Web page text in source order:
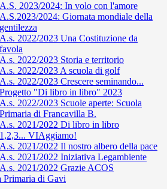
A.S. 2023/2024: In volo con l'amore
A.S.2023/2024: Giornata mondiale della
gentilezza
A.s. 2022/2023 Una Costituzione da
favola
A.s. 2022/2023 Storia e territorio
A.s. 2022/2023 A scuola di golf
A.s. 2022/2023 Crescere seminando...
Progetto "Di libro in libro" 2023
A.s. 2022/2023 Scuole aperte: Scuola
Primaria di Francavilla B.
A.s. 2021/2022 Di libro in libro
1,2,3... VIAggiamo!
A.s. 2021/2022 Il nostro albero della pace
A.s. 2021/2022 Iniziativa Legambiente
A.s. 2021/2022 Grazie ACOS
Primaria di Gavi